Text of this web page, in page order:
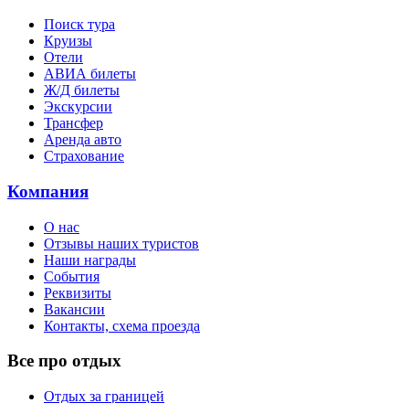
Поиск тура
Круизы
Отели
АВИА билеты
Ж/Д билеты
Экскурсии
Трансфер
Аренда авто
Страхование
Компания
О нас
Отзывы наших туристов
Наши награды
События
Реквизиты
Вакансии
Контакты, схема проезда
Все про отдых
Отдых за границей